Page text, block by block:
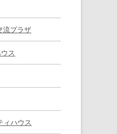
流プラザ
ス
ィハウス